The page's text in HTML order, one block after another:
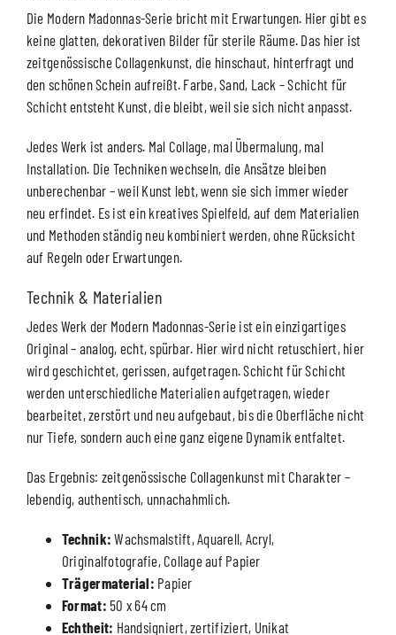
Die Modern Madonnas-Serie bricht mit Erwartungen. Hier gibt es
keine glatten, dekorativen Bilder für sterile Räume. Das hier ist
zeitgenössische Collagenkunst, die hinschaut, hinterfragt und
den schönen Schein aufreißt. Farbe, Sand, Lack – Schicht für
Schicht entsteht Kunst, die bleibt, weil sie sich nicht anpasst.
Jedes Werk ist anders. Mal Collage, mal Übermalung, mal
Installation. Die Techniken wechseln, die Ansätze bleiben
unberechenbar – weil Kunst lebt, wenn sie sich immer wieder
neu erfindet. Es ist ein kreatives Spielfeld, auf dem Materialien
und Methoden ständig neu kombiniert werden, ohne Rücksicht
auf Regeln oder Erwartungen.
Technik & Materialien
Jedes Werk der Modern Madonnas-Serie ist ein einzigartiges
Original – analog, echt, spürbar. Hier wird nicht retuschiert, hier
wird geschichtet, gerissen, aufgetragen. Schicht für Schicht
werden unterschiedliche Materialien aufgetragen, wieder
bearbeitet, zerstört und neu aufgebaut, bis die Oberfläche nicht
nur Tiefe, sondern auch eine ganz eigene Dynamik entfaltet.
Das Ergebnis: zeitgenössische Collagenkunst mit Charakter –
lebendig, authentisch, unnachahmlich.
Technik: Wachsmalstift, Aquarell, Acryl,
Originalfotografie, Collage auf Papier
Trägermaterial: Papier
Format: 50 x 64 cm
Echtheit: Handsigniert, zertifiziert, Unikat